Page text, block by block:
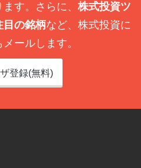
す。さらに、 株式投資ツ
目の銘柄など、株式投資に
ールします。
登録(無料)